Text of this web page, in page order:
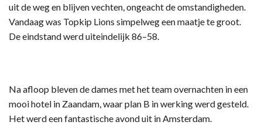
uit de weg en blijven vechten, ongeacht de omstandigheden.
Vandaag was Topkip Lions simpelweg een maatje te groot.
De eindstand werd uiteindelijk 86–58.
Na afloop bleven de dames met het team overnachten in een
mooi hotel in Zaandam, waar plan B in werking werd gesteld.
Het werd een fantastische avond uit in Amsterdam.